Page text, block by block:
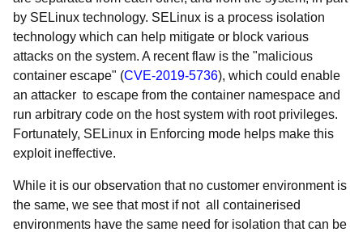
by SELinux technology. SELinux is a process isolation
technology which can help mitigate or block various
attacks on the system. A recent flaw is the "malicious
container escape" (CVE-2019-5736), which could enable
an attacker to escape from the container namespace and
run arbitrary code on the host system with root privileges.
Fortunately, SELinux in Enforcing mode helps make this
exploit ineffective.
While it is our observation that no customer environment is
the same, we see that most if not all containerised
environments have the same need for isolation that can be